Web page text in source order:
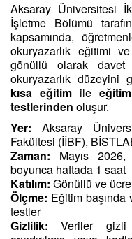
Aksaray Üniversitesi
İşletme Bölümü
kapsamında,
okuryazarlık eğitimi
gönüllü olarak davet
okuryazarlık düzeyini
kısa eğitim ile
testlerinden oluşur.
Yer: Aksaray
Fakültesi (İİBF),
Zaman: Mayıs
boyunca haftada 1 saat
Katılım: Gönüllü ve
Ölçme: Eğitim başında
testler
Gizlilik: Veriler gizli